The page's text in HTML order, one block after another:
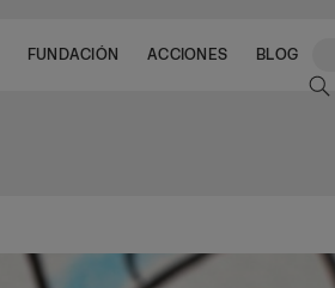
FUNDACIÓN ACCIONES BLOG